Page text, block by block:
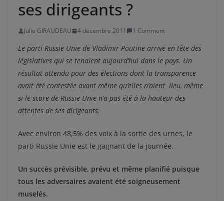
ses dirigeants ?
Julie GIRAUDEAU 4 décembre 2011 1 Comment
Le parti Russie Unie de Vladimir Poutine arrive en tête des
législatives qui se tenaient aujourd’hui dans le pays. Un
résultat attendu pour des élections dont la transparence
avait été contestée avant même qu’elles n’aient lieu, même
si le score de Russie Unie n’a pas été à la hauteur des
attentes de ses dirigeants.
Avec environ 48,5% des voix à la sortie des urnes, le
parti Russie Unie est le gagnant de la journée.
Un succès prévisible, prévu et même planifié puisque
tous les adversaires avaient été soigneusement
muselés.